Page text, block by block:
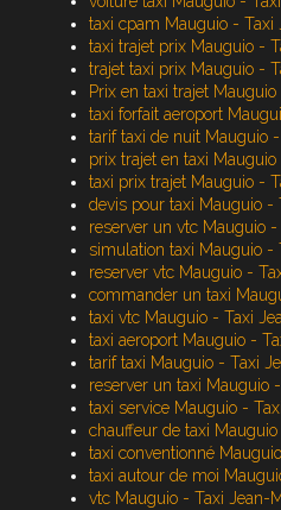
taxi cpam Mauguio - Taxi
taxi trajet prix Mauguio -
trajet taxi prix Mauguio -
Prix en taxi trajet
taxi forfait aeroport
tarif taxi de nuit Mauguio
prix trajet en taxi
taxi prix trajet Mauguio -
devis pour taxi Mauguio -
reserver un vtc Mauguio
simulation taxi Mauguio -
reserver vtc Mauguio -
commander un taxi
taxi vtc Mauguio - Taxi
taxi aeroport Mauguio -
tarif taxi Mauguio - Taxi
reserver un taxi Mauguio
taxi service Mauguio -
chauffeur de taxi
taxi conventionné
taxi autour de moi
vtc Mauguio - Taxi Jean-